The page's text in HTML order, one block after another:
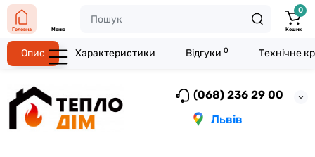
(068) 236 29 00
Львів
Головна Меню
0
Кошик
Опис Характеристики Відгуки 0 Технічне